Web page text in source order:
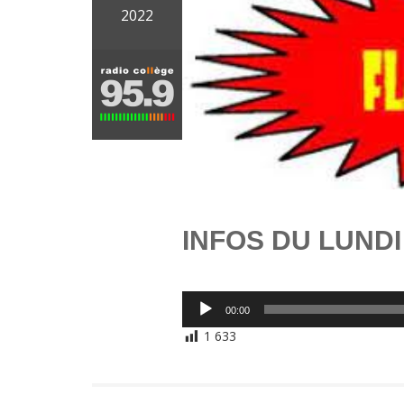
2022
INFOS DU
Lecteur
audio
00:00
1 633